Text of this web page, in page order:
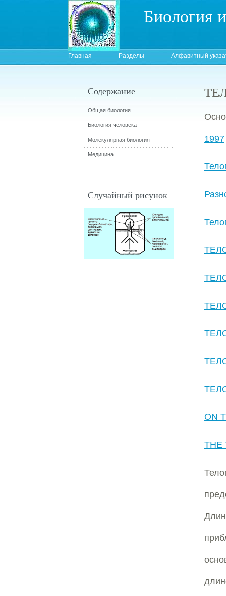
Биология
Главная Разделы Алфавитный
1997
ON
THE
Содержание
Общая биология
Биология человека
Молекулярная биология
Медицина
Случайный рисунок